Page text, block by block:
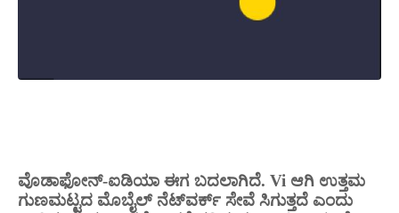
ವೊಡಾಫೋನ್-ಐಡಿಯಾ ಈಗ ಬದಲಾಗಿದೆ. Vi ಆಗಿ ಉತ್ತಮ
ಗುಣಮಟ್ಟದ ಮೊಬೈಲ್ ನೆಟ್‌ವರ್ಕ್ ಸೇವೆ ಸಿಗುತ್ತದೆ ಎಂದು